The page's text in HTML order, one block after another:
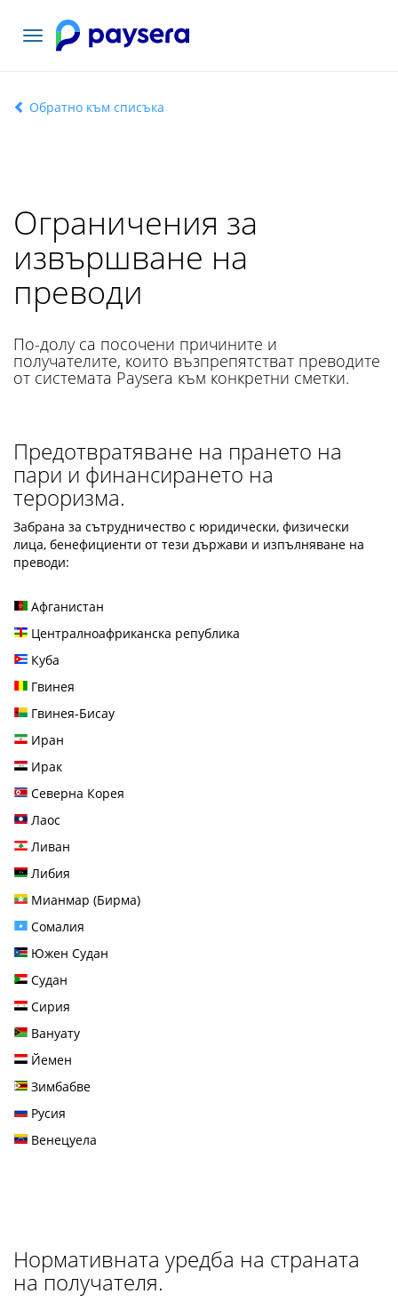
Включване
Обратно към списъка
Ограничения за
извършване на
преводи
По-долу са посочени причините и
получателите, които възпрепятстват преводите
от системата Paysera към конкретни сметки.
Предотвратяване на прането на
пари и финансирането на
тероризма.
Забрана за сътрудничество с юридически, физически
лица, бенефициенти от тези държави и изпълняване на
преводи:
Афганистан
Централноафриканска република
Куба
Гвинея
Гвинея-Бисау
Иран
Ирак
Северна Корея
Лаос
Ливан
Либия
Мианмар (Бирма)
Сомалия
Южен Судан
Судан
Сирия
Вануату
Йемен
Зимбабве
Русия
Венецуела
Нормативната уредба на страната
на получателя.